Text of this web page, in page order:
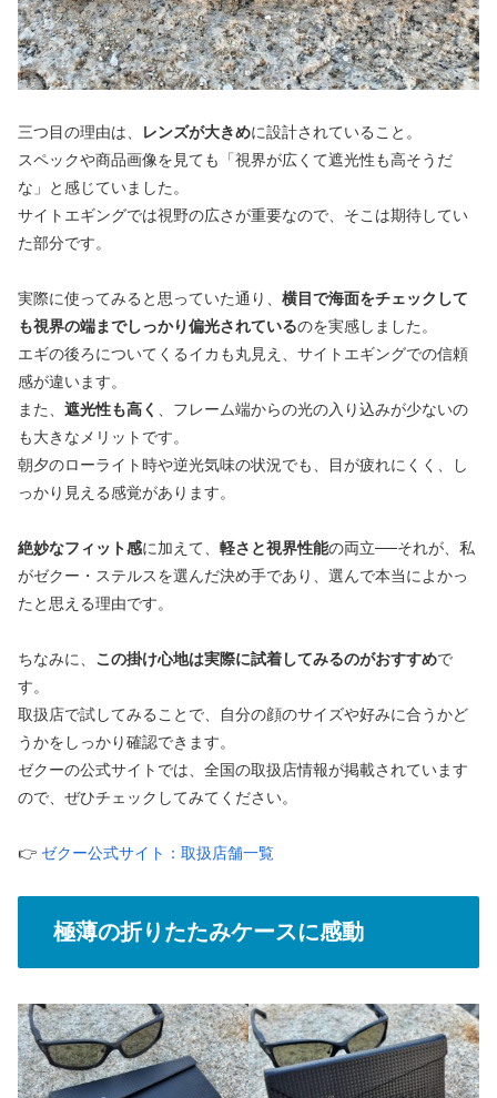
三つ目の理由は、 レンズが大きめに設計されていること。
スペックや商品画像を見ても「視界が広くて遮光性も高そうだ
な」と感じていました。
サイトエギングでは視野の広さが重要なので、そこは期待してい
た部分です。
実際に使ってみると思っていた通り、 横目で海面をチェックして
も視界の端までしっかり偏光されているのを実感しました。
エギの後ろについてくるイカも丸見え、サイトエギングでの信頼
感が違います。
また、 遮光性も高く
、フレーム端からの光の入り込みが少ないの
も大きなメリットです。
朝夕のローライト時や逆光気味の状況でも、目が疲れにくく、し
っかり見える感覚があります。
絶妙なフィット感に加えて、 軽さと視界性能の両立──それが、私
がゼクー・ステルスを選んだ決め手であり、選んで本当によかっ
たと思える理由です。
ちなみに、 この掛け心地は実際に試着してみるのがおすすめで
す。
取扱店で試してみることで、自分の顔のサイズや好みに合うかど
うかをしっかり確認できます。
ゼクーの公式サイトでは、全国の取扱店情報が掲載されています
ので、ぜひチェックしてみてください。
👉 ゼクー公式サイト：取扱店舗一覧
極薄の折りたたみケースに感動